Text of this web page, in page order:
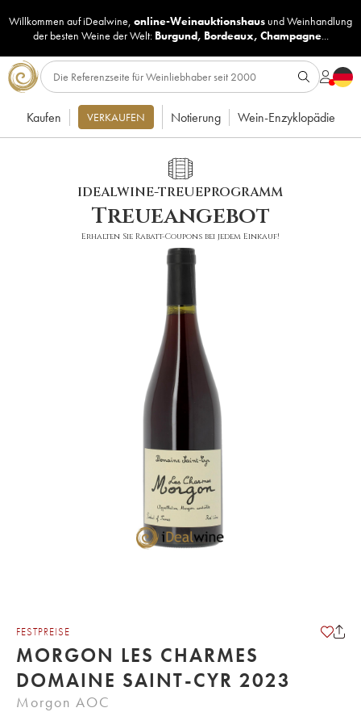
Willkommen auf iDealwine, online-Weinauktionshaus undWeinhandlung
der besten Weine der Welt: Burgund, Bordeaux, Champagne...
Kaufen VERKAUFEN Notierung Wein-Enzyklopädie
IDEALWINE-TREUEPROGRAMM
Treueangebot
Erhalten Sie Rabatt-Coupons bei jedem Einkauf!
FESTPREISE
MORGON LES CHARMES
DOMAINE SAINT-CYR 2023
Morgon AOC